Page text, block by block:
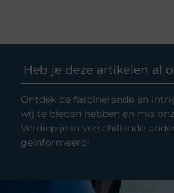
Heb je deze artikelen al
Ontdek de fascinerende en
wij te bieden hebben en mis
Verdiep je in verschillende
geïnformeerd!